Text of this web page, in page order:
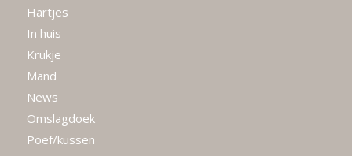
Hartjes
In huis
Krukje
Mand
News
Omslagdoek
Poef/kussen